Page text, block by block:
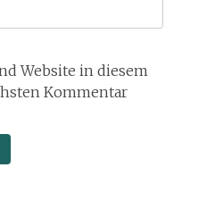
Website in diesem
Kommentar